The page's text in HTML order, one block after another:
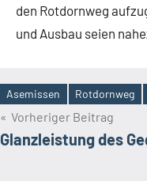
den Rotdornweg
und Ausbau seien
Schlagwörter
Asemissen Rotdornweg
Vorheriger Beitrag
Glanzleistung des